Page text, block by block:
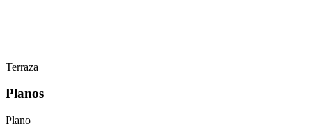
Terraza
Planos
Plano